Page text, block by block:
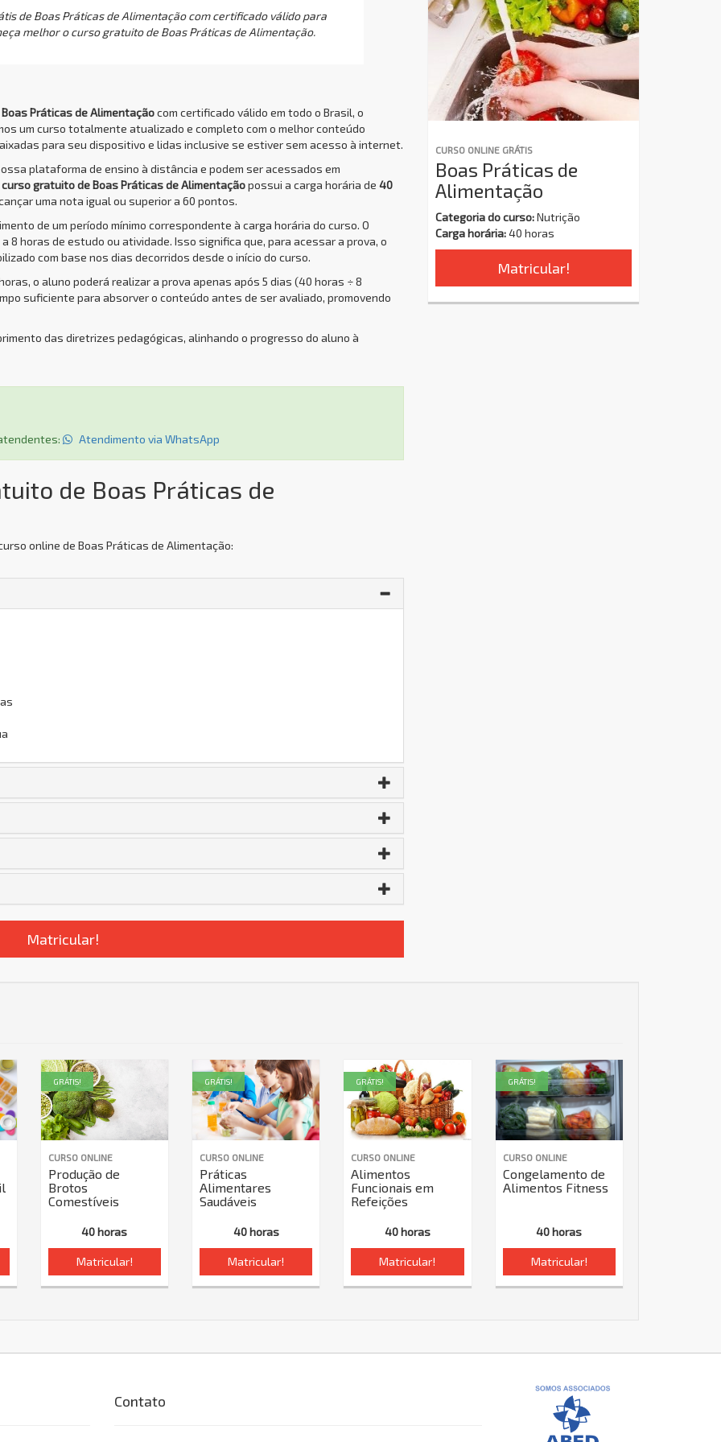
de Boas Práticas de Alimentação com certificado válido para
melhor o curso gratuito de Boas Práticas de Alimentação.
Práticas de Alimentaçãocom certificado válido em todo o Brasil, o
um curso totalmente atualizado e completo com o melhor conteúdo
para seu dispositivo e lidas inclusive se estiver sem acesso à internet.
plataforma de ensino à distância e podem ser acessados em
curso gratuito de Boas Práticas de Alimentaçãopossui a carga horária de 40
uma nota igual ou superior a 60 pontos.
de um período mínimo correspondente à carga horária do curso. O
8 horas de estudo ou atividade. Isso significa que, para acessar a prova, o
com base nos dias decorridos desde o início do curso.
o aluno poderá realizar a prova apenas após 5 dias (40 horas ÷ 8
suficiente para absorver o conteúdo antes de ser avaliado, promovendo
das diretrizes pedagógicas, alinhando o progresso do aluno à
Atendimento via WhatsApp
de Boas Práticas de
online de Boas Práticas de Alimentação:
Matricular!
CURSO ONLINE GRÁTIS
Boas Práticas de
Alimentação
Categoria do curso:Nutrição
Carga horária:40 horas
Matricular!
CURSO ONLINE
Produção de
Brotos
Comestíveis
40 horas
Matricular!
GRÁTIS!
CURSO ONLINE
Práticas
Alimentares
Saudáveis
40 horas
Matricular!
GRÁTIS!
CURSO ONLINE
Alimentos
Funcionais em
Refeições
40 horas
Matricular!
GRÁTIS!
CURSO ONLINE
Congelamento de
Alimentos Fitness
40 horas
Matricular!
GRÁTIS!
Contato